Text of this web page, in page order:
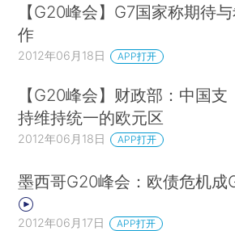
【G20峰会】G7国家称期待
作
2012年06月18日 APP打开
【G20峰会】财政部：中国支
持维持统一的欧元区
2012年06月18日 APP打开
墨西哥G20峰会：欧债危机成
2012年06月17日 APP打开